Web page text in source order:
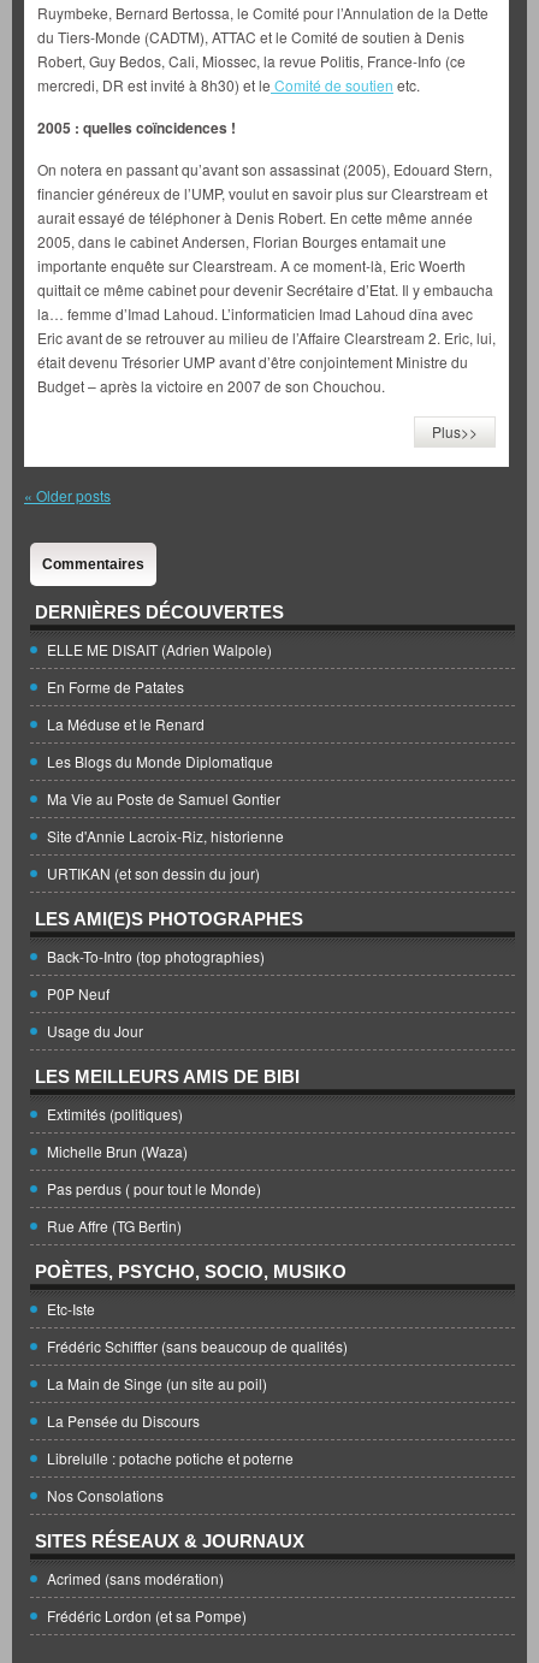
Ruymbeke, Bernard Bertossa, le Comité pour l’Annulation de la Dette
du Tiers-Monde (CADTM), ATTAC et le Comité de soutien à Denis
Robert, Guy Bedos, Cali, Miossec, la revue Politis, France-Info (ce
mercredi, DR est invité à 8h30) et le Comité de soutien etc.
2005 : quelles coïncidences !
On notera en passant qu’avant son assassinat (2005), Edouard Stern,
financier généreux de l’UMP, voulut en savoir plus sur Clearstream et
aurait essayé de téléphoner à Denis Robert. En cette même année
2005, dans le cabinet Andersen, Florian Bourges entamait une
importante enquête sur Clearstream. A ce moment-là, Eric Woerth
quittait ce même cabinet pour devenir Secrétaire d’Etat. Il y embaucha
la… femme d’Imad Lahoud. L’informaticien Imad Lahoud dîna avec
Eric avant de se retrouver au milieu de l’Affaire Clearstream 2. Eric, lui,
était devenu Trésorier UMP avant d’être conjointement Ministre du
Budget – après la victoire en 2007 de son Chouchou.
Plus>>
« Older posts
Commentaires
DERNIÈRES DÉCOUVERTES
ELLE ME DISAIT (Adrien Walpole)
En Forme de Patates
La Méduse et le Renard
Les Blogs du Monde Diplomatique
Ma Vie au Poste de Samuel Gontier
Site d'Annie Lacroix-Riz, historienne
URTIKAN (et son dessin du jour)
LES AMI(E)S PHOTOGRAPHES
Back-To-Intro (top photographies)
P0P Neuf
Usage du Jour
LES MEILLEURS AMIS DE BIBI
Extimités (politiques)
Michelle Brun (Waza)
Pas perdus ( pour tout le Monde)
Rue Affre (TG Bertin)
POÈTES, PSYCHO, SOCIO, MUSIKO
Etc-Iste
Frédéric Schiffter (sans beaucoup de qualités)
La Main de Singe (un site au poil)
La Pensée du Discours
Librelulle : potache potiche et poterne
Nos Consolations
SITES RÉSEAUX & JOURNAUX
Acrimed (sans modération)
Frédéric Lordon (et sa Pompe)